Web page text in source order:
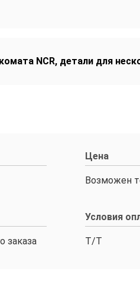
NCR, детали для
Цена
Возможен
заказа
Условия
Т/Т